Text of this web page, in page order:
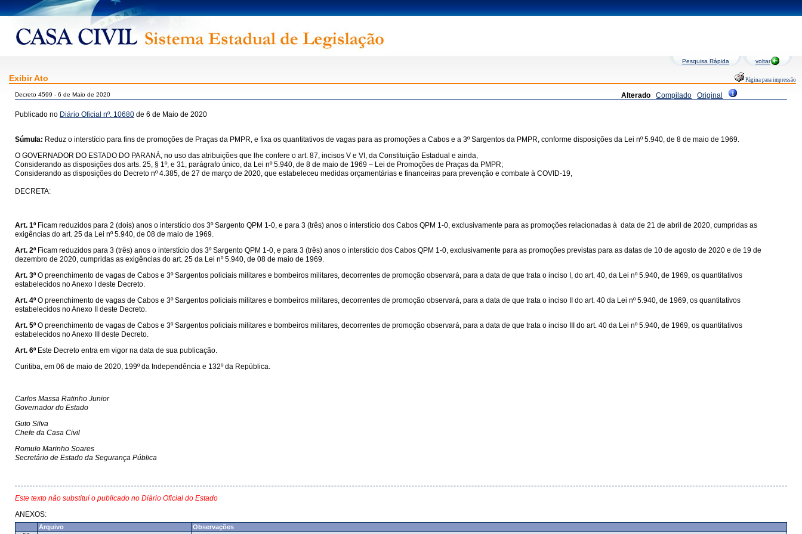
Pesquisa Rápida voltar
Exibir Ato Página para impressão
Alterado Compilado Original
Decreto 4599 - 6 de Maio de 2020
Publicado no Diário Oficial nº. 10680 de 6 de Maio de 2020
Súmula: Reduz o interstício para fins de promoções de Praças da PMPR, e fixa os quantitativos de vagas para as promoções a Cabos e a 3º Sargentos da PMPR, conforme disposições da Lei nº 5.940, de 8 de maio de 1969.
O GOVERNADOR DO ESTADO DO PARANÁ, no uso das atribuições que lhe confere o art. 87, incisos V e VI, da Constituição Estadual e ainda,
Considerando as disposições dos arts. 25, § 1º, e 31, parágrafo único, da Lei nº 5.940, de 8 de maio de 1969 – Lei de Promoções de Praças da PMPR;
Considerando as disposições do Decreto nº 4.385, de 27 de março de 2020, que estabeleceu medidas orçamentárias e financeiras para prevenção e combate à COVID-19,
DECRETA:
Art. 1º Ficam reduzidos para 2 (dois) anos o interstício dos 3º Sargento QPM 1-0, e para 3 (três) anos o interstício dos Cabos QPM 1-0, exclusivamente para as promoções relacionadas à data de 21 de abril de 2020, cumpridas as
exigências do art. 25 da Lei nº 5.940, de 08 de maio de 1969.
Art. 2º Ficam reduzidos para 3 (três) anos o interstício dos 3º Sargento QPM 1-0, e para 3 (três) anos o interstício dos Cabos QPM 1-0, exclusivamente para as promoções previstas para as datas de 10 de agosto de 2020 e de 19 de
dezembro de 2020, cumpridas as exigências do art. 25 da Lei nº 5.940, de 08 de maio de 1969.
Art. 3º O preenchimento de vagas de Cabos e 3º Sargentos policiais militares e bombeiros militares, decorrentes de promoção observará, para a data de que trata o inciso I, do art. 40, da Lei nº 5.940, de 1969, os quantitativos
estabelecidos no Anexo I deste Decreto.
Art. 4º O preenchimento de vagas de Cabos e 3º Sargentos policiais militares e bombeiros militares, decorrentes de promoção observará, para a data de que trata o inciso II do art. 40 da Lei nº 5.940, de 1969, os quantitativos
estabelecidos no Anexo II deste Decreto.
Art. 5º O preenchimento de vagas de Cabos e 3º Sargentos policiais militares e bombeiros militares, decorrentes de promoção observará, para a data de que trata o inciso III do art. 40 da Lei nº 5.940, de 1969, os quantitativos
estabelecidos no Anexo III deste Decreto.
Art. 6º Este Decreto entra em vigor na data de sua publicação.
Curitiba, em 06 de maio de 2020, 199º da Independência e 132º da República.
Carlos Massa Ratinho Junior
Governador do Estado
Guto Silva
Chefe da Casa Civil
Romulo Marinho Soares
Secretário de Estado da Segurança Pública
Este texto não substitui o publicado no Diário Oficial do Estado
ANEXOS:
Arquivo Observações